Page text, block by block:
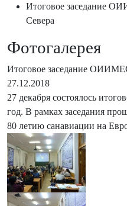
Итоговое заседание
Севера
Фотогалерея
Итоговое заседание
27.12.2018
27 декабря состоялось
год. В рамках заседания
80 летию санавиации на